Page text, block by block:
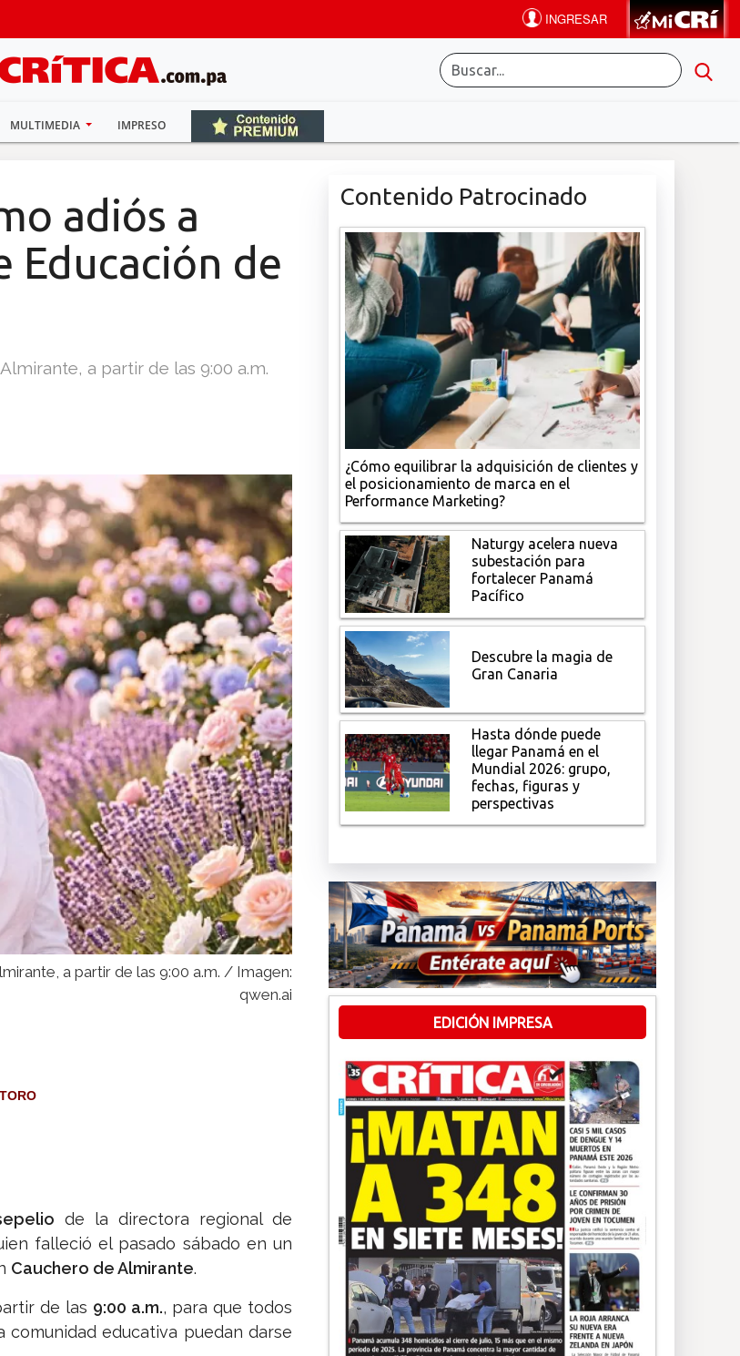
MULTIMEDIA IMPRESO
adiós a
de
a partir de las 9:00 a.m.
a partir de las 9:00 a.m. / Imagen:
qwen.ai
de la directora regional de
falleció el pasado sábado en un
Cauchero de Almirante.
de las 9:00 a.m., para que todos
comunidad educativa puedan darse
Contenido Patrocinado
¿Cómo equilibrar la adquisición de clientes y
el posicionamiento de marca en el
Performance Marketing?
Naturgy acelera nueva
subestación para
fortalecer Panamá
Pacífico
Descubre la magia de
Gran Canaria
Hasta dónde puede
llegar Panamá en el
Mundial 2026: grupo,
fechas, figuras y
perspectivas
EDICIÓN IMPRESA